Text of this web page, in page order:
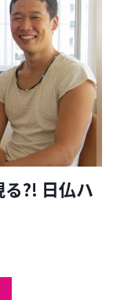
?! 日仏ハ